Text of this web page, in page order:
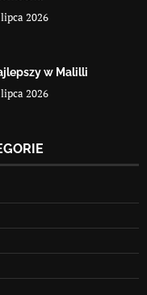
2026
w Malilli
2026